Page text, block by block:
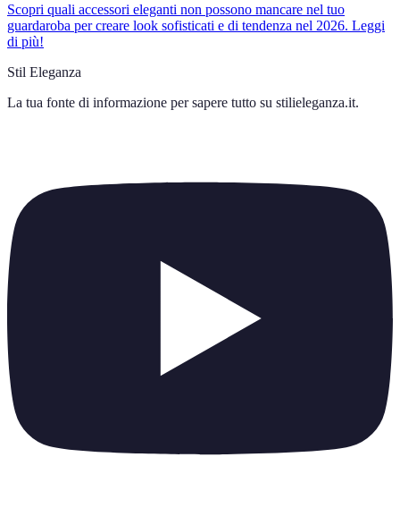
Scopri quali accessori eleganti non possono mancare nel tuo
guardaroba per creare look sofisticati e di tendenza nel 2026. Leggi
di più!
Stil Eleganza
La tua fonte di informazione per sapere tutto su stilieleganza.it.